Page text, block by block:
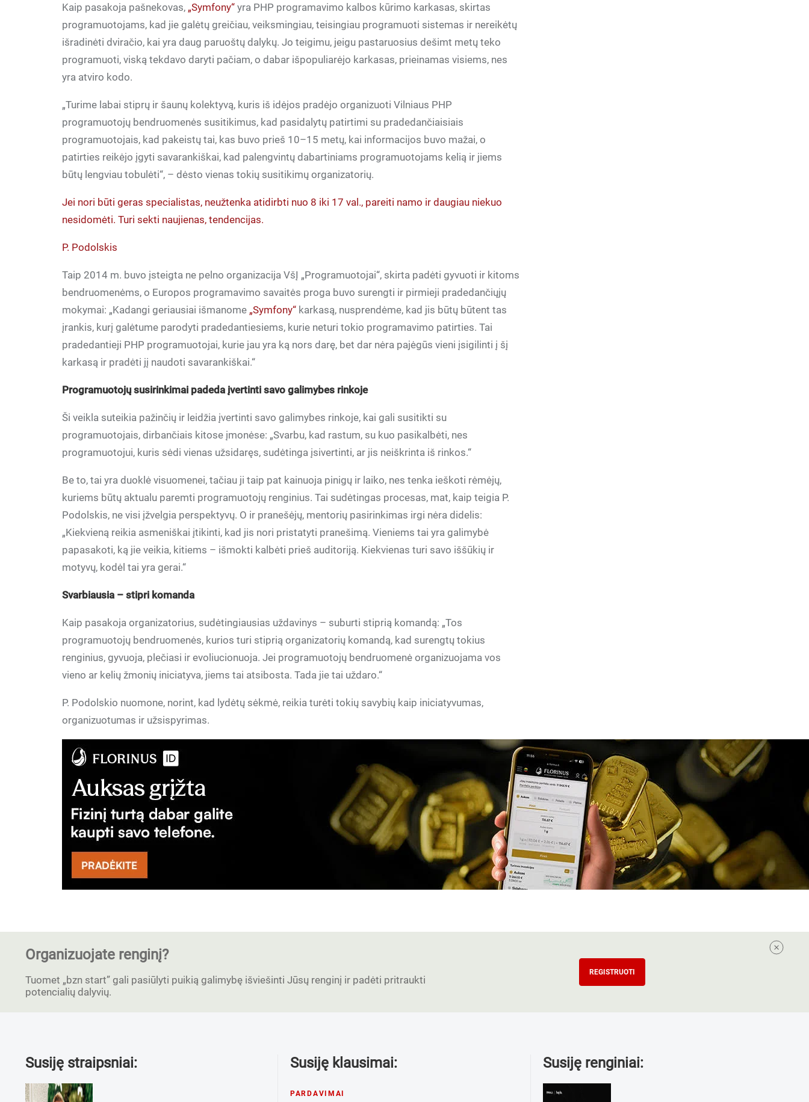
Kaip pasakoja pašnekovas, „Symfony“ yra PHP programavimo kalbos kūrimo karkasas, skirtas
programuotojams, kad jie galėtų greičiau, veiksmingiau, teisingiau programuoti sistemas ir nereikėtų
išradinėti dviračio, kai yra daug paruoštų dalykų. Jo teigimu, jeigu pastaruosius dešimt metų teko
programuoti, viską tekdavo daryti pačiam, o dabar išpopuliarėjo karkasas, prieinamas visiems, nes
yra atviro kodo.
„Turime labai stiprų ir šaunų kolektyvą, kuris iš idėjos pradėjo organizuoti Vilniaus PHP
programuotojų bendruomenės susitikimus, kad pasidalytų patirtimi su pradedančiaisiais
programuotojais, kad pakeistų tai, kas buvo prieš 10–15 metų, kai informacijos buvo mažai, o
patirties reikėjo įgyti savarankiškai, kad palengvintų dabartiniams programuotojams kelią ir jiems
būtų lengviau tobulėti“, – dėsto vienas tokių susitikimų organizatorių.
Jei nori būti geras specialistas, neužtenka atidirbti nuo 8 iki 17 val., pareiti namo ir daugiau niekuo
nesidomėti. Turi sekti naujienas, tendencijas.
P. Podolskis
Taip 2014 m. buvo įsteigta ne pelno organizacija VšĮ „Programuotojai“, skirta padėti gyvuoti ir kitoms
bendruomenėms, o Europos programavimo savaitės proga buvo surengti ir pirmieji pradedančiųjų
mokymai: „Kadangi geriausiai išmanome „Symfony“ karkasą, nusprendėme, kad jis būtų būtent tas
įrankis, kurį galėtume parodyti pradedantiesiems, kurie neturi tokio programavimo patirties. Tai
pradedantieji PHP programuotojai, kurie jau yra ką nors darę, bet dar nėra pajėgūs vieni įsigilinti į šį
karkasą ir pradėti jį naudoti savarankiškai.“
Programuotojų susirinkimai padeda įvertinti savo galimybes rinkoje
Ši veikla suteikia pažinčių ir leidžia įvertinti savo galimybes rinkoje, kai gali susitikti su
programuotojais, dirbančiais kitose įmonėse: „Svarbu, kad rastum, su kuo pasikalbėti, nes
programuotojui, kuris sėdi vienas užsidaręs, sudėtinga įsivertinti, ar jis neiškrinta iš rinkos.“
Be to, tai yra duoklė visuomenei, tačiau ji taip pat kainuoja pinigų ir laiko, nes tenka ieškoti rėmėjų,
kuriems būtų aktualu paremti programuotojų renginius. Tai sudėtingas procesas, mat, kaip teigia P.
Podolskis, ne visi įžvelgia perspektyvų. O ir pranešėjų, mentorių pasirinkimas irgi nėra didelis:
„Kiekvieną reikia asmeniškai įtikinti, kad jis nori pristatyti pranešimą. Vieniems tai yra galimybė
papasakoti, ką jie veikia, kitiems – išmokti kalbėti prieš auditoriją. Kiekvienas turi savo iššūkių ir
motyvų, kodėl tai yra gerai.“
Svarbiausia – stipri komanda
Kaip pasakoja organizatorius, sudėtingiausias uždavinys – suburti stiprią komandą: „Tos
programuotojų bendruomenės, kurios turi stiprią organizatorių komandą, kad surengtų tokius
renginius, gyvuoja, plečiasi ir evoliucionuoja. Jei programuotojų bendruomenė organizuojama vos
vieno ar kelių žmonių iniciatyva, jiems tai atsibosta. Tada jie tai uždaro.“
P. Podolskio nuomone, norint, kad lydėtų sėkmė, reikia turėti tokių savybių kaip iniciatyvumas,
organizuotumas ir užsispyrimas.
Organizuojate renginį?
Tuomet „bzn start” gali pasiūlyti puikią galimybę išviešinti Jūsų renginį ir padėti pritraukti
potencialių dalyvių.
REGISTRUOTI
Susiję straipsniai: Susiję klausimai:
PARDAVIMAI
Susiję renginiai: